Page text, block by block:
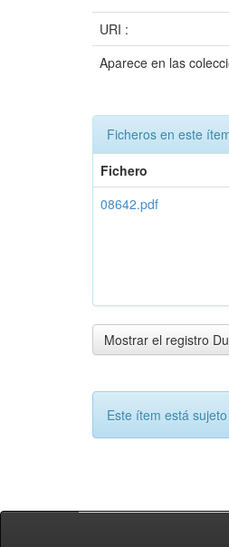
URI :
Aparece en las
Ficheros en este
Fichero
08642.pdf
Mostrar el registro
Este ítem está